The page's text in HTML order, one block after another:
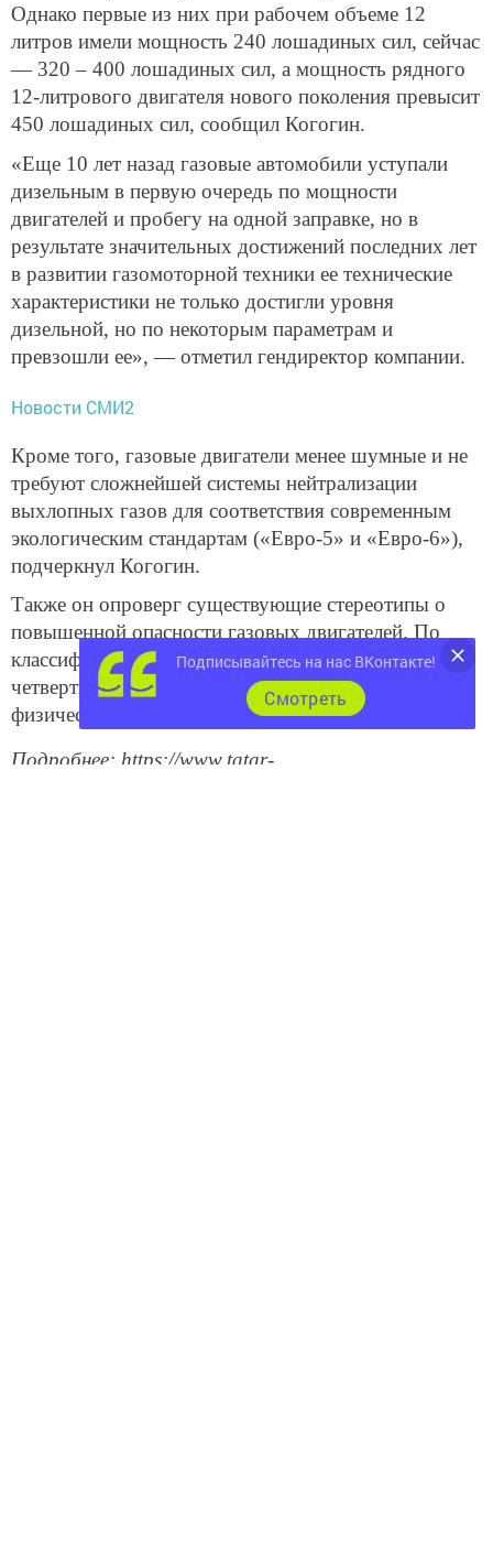
Однако первые из них при рабочем объеме 12
литров имели мощность 240 лошадиных сил, сейчас
— 320 – 400 лошадиных сил, а мощность рядного
12-литрового двигателя нового поколения превысит
450 лошадиных сил, сообщил Когогин.
«Еще 10 лет назад газовые автомобили уступали
дизельным в первую очередь по мощности
двигателей и пробегу на одной заправке, но в
результате значительных достижений последних лет
в развитии газомоторной техники ее технические
характеристики не только достигли уровня
дизельной, но по некоторым параметрам и
превзошли ее», — отметил гендиректор компании.
Новости СМИ2
Кроме того, газовые двигатели менее шумные и не
требуют сложнейшей системы нейтрализации
выхлопных газов для соответствия современным
экологическим стандартам («Евро-5» и «Евро-6»),
подчеркнул Когогин.
Также он опроверг существующие стереотипы о
повышенной опасности газовых двигателей. По
классификации МЧС газу присвоен самый низкий,
четвертый класс опасности, что обусловлено его
физическими свойствами.
Подробнее: https://www.tatar-
Подписывайтесь на нас ВКонтакте!
Cмотреть